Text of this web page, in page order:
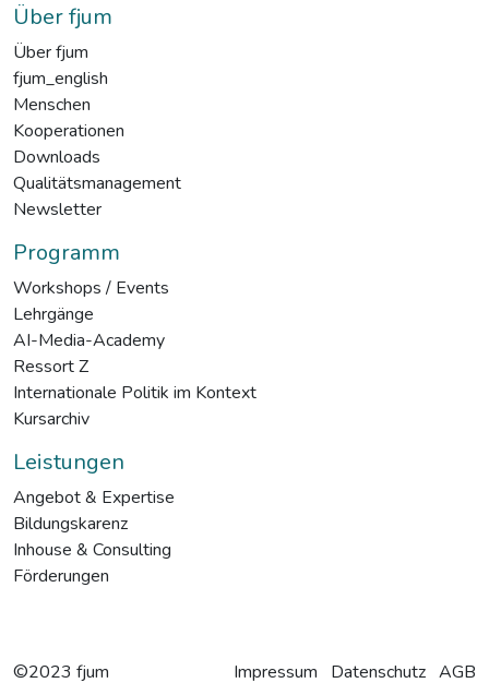
Über fjum
Über fjum
fjum_english
Menschen
Kooperationen
Downloads
Qualitätsmanagement
Newsletter
Programm
Workshops / Events
Lehrgänge
AI-Media-Academy
Ressort Z
Internationale Politik im Kontext
Kursarchiv
Leistungen
Angebot & Expertise
Bildungskarenz
Inhouse & Consulting
Förderungen
Impressum Datenschutz AGB
©2023 fjum